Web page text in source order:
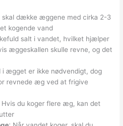
skal dække æggene med cirka 2-3
kogende vand
salt i vandet, hvilket hjælper
æggeskallen skulle revne, og det
i ægget er ikke nødvendigt, dog
revnede æg ved at frigive
Hvis du koger flere æg, kan det